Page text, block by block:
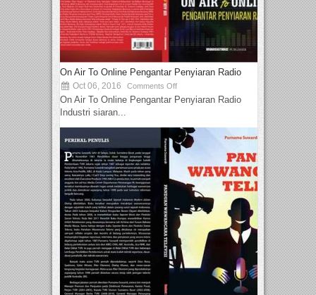
On Air To Online Pengantar Penyiaran Radio
Oct 06, 2016 Comments Off
On Air To Online Pengantar Penyiaran Radio
Industri siaran...